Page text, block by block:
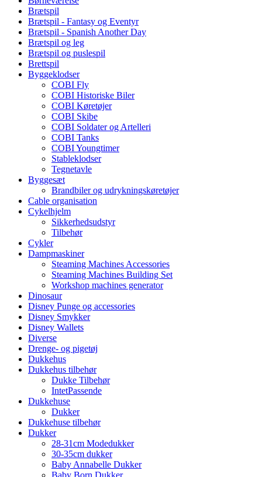
Brætspil
Brætspil - Fantasy og Eventyr
Brætspil - Spanish Another Day
Brætspil og leg
Brætspil og puslespil
Brettspil
Byggeklodser
COBI Fly
COBI Historiske Biler
COBI Køretøjer
COBI Skibe
COBI Soldater og Artelleri
COBI Tanks
COBI Youngtimer
Stableklodser
Tegnetavle
Byggesæt
Brandbiler og udrykningskøretøjer
Cable organisation
Cykelhjelm
Sikkerhedsudstyr
Tilbehør
Cykler
Dampmaskiner
Steaming Machines Accessories
Steaming Machines Building Set
Workshop machines generator
Dinosaur
Disney Punge og accessories
Disney Smykker
Disney Wallets
Diverse
Drenge- og pigetøj
Dukkehus
Dukkehus tilbehør
Dukke Tilbehør
IntetPassende
Dukkehuse
Dukker
Dukkehuse tilbehør
Dukker
28-31cm Modedukker
30-35cm dukker
Baby Annabelle Dukker
Baby Born Dukker